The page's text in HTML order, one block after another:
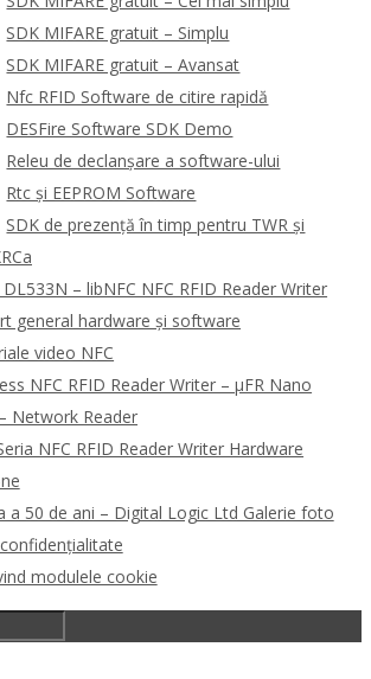
SDK MIFARE gratuit – Simplu
SDK MIFARE gratuit – Avansat
Nfc RFID Software de citire rapidă
DESFire Software SDK Demo
Releu de declanșare a software-ului
Rtc și EEPROM Software
SDK de prezență în timp pentru TWR și
DL533N – libNFC NFC RFID Reader Writer
general hardware și software
video NFC
NFC RFID Reader Writer – μFR Nano
Network Reader
NFC RFID Reader Writer Hardware
a 50 de ani – Digital Logic Ltd Galerie foto
modulele cookie